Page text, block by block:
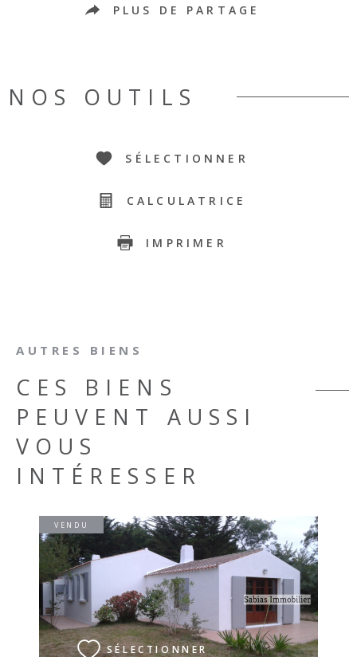
PLUS DE PARTAGE
NOS OUTILS
SÉLECTIONNER
CALCULATRICE
IMPRIMER
AUTRES BIENS
CES BIENS
PEUVENT AUSSI
VOUS
INTÉRESSER
VENDU
SÉLECTIONNER
VOIR LE BIEN